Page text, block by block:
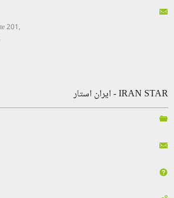
201,
IRAN STAR - ایران استار